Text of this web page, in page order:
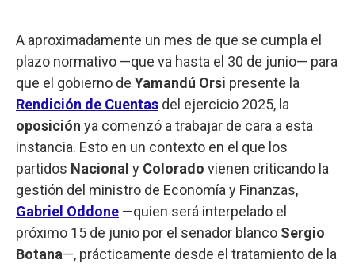
A aproximadamente un mes de que se cumpla el
plazo normativo —que va hasta el 30 de junio— para
que el gobierno de Yamandú Orsi presente la
Rendición de Cuentas del ejercicio 2025, la
oposición ya comenzó a trabajar de cara a esta
instancia. Esto en un contexto en el que los
partidos Nacional y Colorado vienen criticando la
gestión del ministro de Economía y Finanzas,
Gabriel Oddone —quien será interpelado el
próximo 15 de junio por el senador blanco Sergio
Botana—, prácticamente desde el tratamiento de la